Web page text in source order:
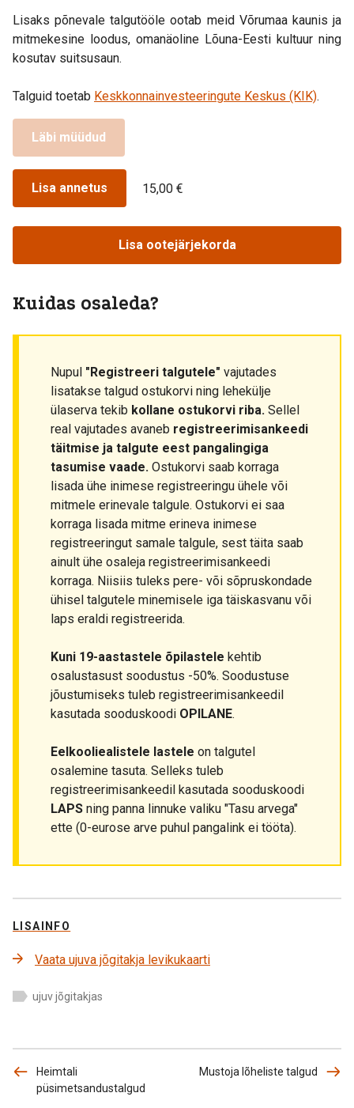
Lisaks põnevale talgutööle ootab meid Võrumaa kaunis ja
mitmekesine loodus, omanäoline Lõuna-Eesti kultuur ning
kosutav suitsusaun.
Talguid toetab Keskkonnainvesteeringute Keskus (KIK).
Läbi müüdud
Lisa annetus 15,00 €
Lisa ootejärjekorda
Kuidas osaleda?
Nupul "Registreeri talgutele" vajutades
lisatakse talgud ostukorvi ning lehekülje
ülaserva tekib kollane ostukorvi riba. Sellel
real vajutades avaneb registreerimisankeedi
täitmise ja talgute eest pangalingiga
tasumise vaade. Ostukorvi saab korraga
lisada ühe inimese registreeringu ühele või
mitmele erinevale talgule. Ostukorvi ei saa
korraga lisada mitme erineva inimese
registreeringut samale talgule, sest täita saab
ainult ühe osaleja registreerimisankeedi
korraga. Niisiis tuleks pere- või sõpruskondade
ühisel talgutele minemisele iga täiskasvanu või
laps eraldi registreerida.
Kuni 19-aastastele õpilastele kehtib
osalustasust soodustus -50%. Soodustuse
jõustumiseks tuleb registreerimisankeedil
kasutada sooduskoodi OPILANE.
Eelkooliealistele lastele on talgutel
osalemine tasuta. Selleks tuleb
registreerimisankeedil kasutada sooduskoodi
LAPS ning panna linnuke valiku "Tasu arvega"
ette (0-eurose arve puhul pangalink ei tööta).
LISAINFO
Vaata ujuva jõgitakja levikukaarti
ujuv jõgitakjas
Heimtali
püsimetsandustalgud
Mustoja lõheliste talgud